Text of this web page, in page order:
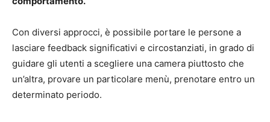
Con diversi approcci, è possibile portare le persone a
lasciare feedback significativi e circostanziati, in grado di
guidare gli utenti a scegliere una camera piuttosto che
un’altra, provare un particolare menù, prenotare entro un
determinato periodo.